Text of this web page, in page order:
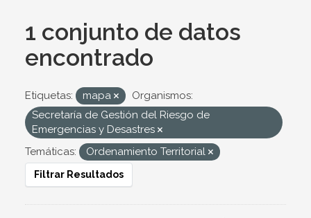
1 conjunto de datos
encontrado
Etiquetas: mapa
Organismos:
Secretaría de Gestión del Riesgo de
Emergencias y Desastres
Temáticas:
Ordenamiento Territorial
Filtrar Resultados